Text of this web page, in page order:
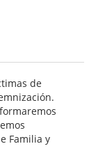
de
Familia y